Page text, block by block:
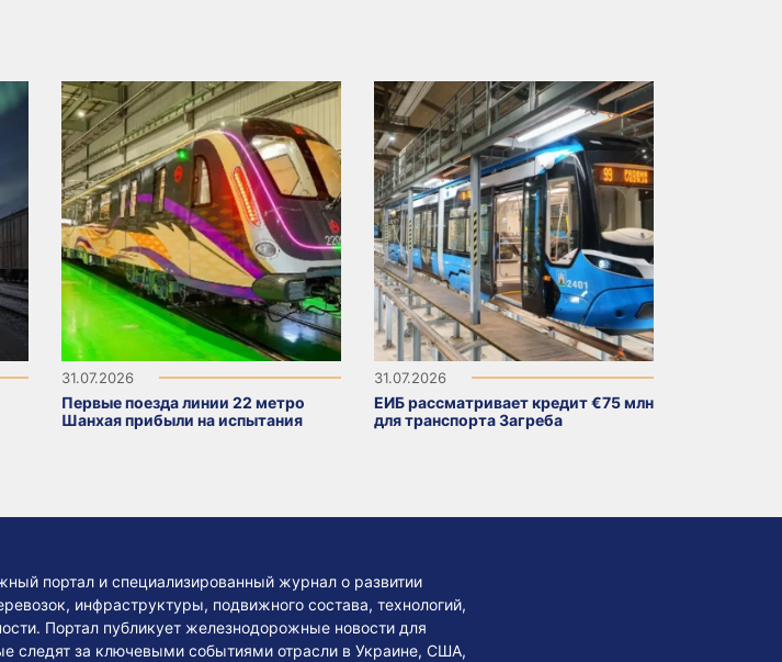
31.07.2026
Первые поезда линии 22 метро
Шанхая прибыли на испытания
31.07.2026
ЕИБ рассматривает кредит €75 млн
для транспорта Загреба
портал и специализированный журнал о развитии
инфраструктуры, подвижного состава, технологий,
Портал публикует железнодорожные новости для
следят за ключевыми событиями отрасли в Украине, США,